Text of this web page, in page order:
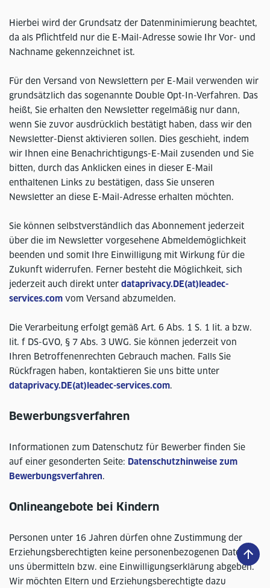
Hierbei wird der Grundsatz der Datenminimierung beachtet,
da als Pflichtfeld nur die E-Mail-Adresse sowie Ihr Vor- und
Nachname gekennzeichnet ist.
Für den Versand von Newslettern per E-Mail verwenden wir
grundsätzlich das sogenannte Double Opt-In-Verfahren. Das
heißt, Sie erhalten den Newsletter regelmäßig nur dann,
wenn Sie zuvor ausdrücklich bestätigt haben, dass wir den
Newsletter-Dienst aktivieren sollen. Dies geschieht, indem
wir Ihnen eine Benachrichtigungs-E-Mail zusenden und Sie
bitten, durch das Anklicken eines in dieser E-Mail
enthaltenen Links zu bestätigen, dass Sie unseren
Newsletter an diese E-Mail-Adresse erhalten möchten.
Sie können selbstverständlich das Abonnement jederzeit
über die im Newsletter vorgesehene Abmeldemöglichkeit
beenden und somit Ihre Einwilligung mit Wirkung für die
Zukunft widerrufen. Ferner besteht die Möglichkeit, sich
jederzeit auch direkt unter dataprivacy.DE(at)leadec-
services.com vom Versand abzumelden.
Die Verarbeitung erfolgt gemäß Art. 6 Abs. 1 S. 1 lit. a bzw.
lit. f DS-GVO, § 7 Abs. 3 UWG. Sie können jederzeit von
Ihren Betroffenenrechten Gebrauch machen. Falls Sie
Rückfragen haben, kontaktieren Sie uns bitte unter
dataprivacy.DE(at)leadec-services.com.
Bewerbungsverfahren
Informationen zum Datenschutz für Bewerber finden Sie
auf einer gesonderten Seite: Datenschutzhinweise zum
Bewerbungsverfahren.
Onlineangebote bei Kindern
Personen unter 16 Jahren dürfen ohne Zustimmung der
Erziehungsberechtigten keine personenbezogenen Daten an
uns übermitteln bzw. eine Einwilligungserklärung abgeben.
Wir möchten Eltern und Erziehungsberechtigte dazu